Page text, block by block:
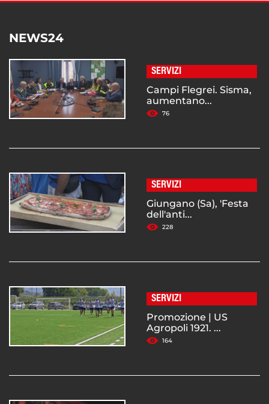
NEWS24
SERVIZI
Campi Flegrei. Sisma,
aumentano...
76
SERVIZI
Giungano (Sa), 'Festa
dell'anti...
228
SERVIZI
Promozione | US
Agropoli 1921. ...
164